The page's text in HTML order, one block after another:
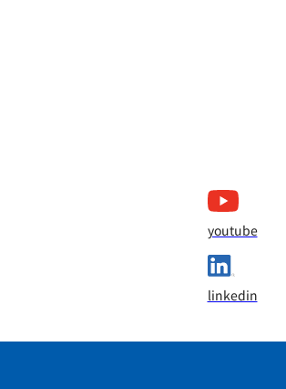
youtube
linkedin